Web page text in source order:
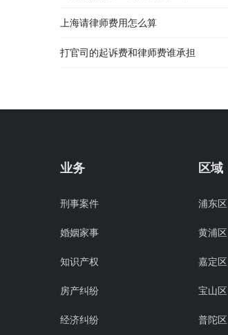
上海请律师费用怎么算
打官司的起诉费和律师费谁承担
业务
刑事案件
婚姻家事
知识产权
房产纠纷
经济纠纷
区域
浦东区
黄浦区
嘉定区
宝山区
普陀区